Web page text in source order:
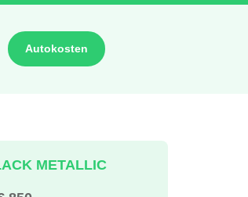
Autokosten
METALLIC